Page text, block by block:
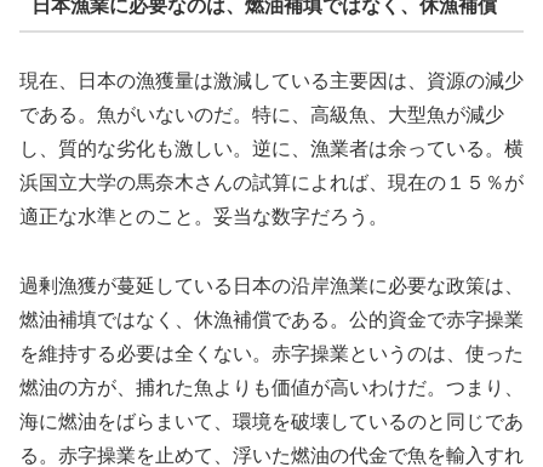
日本漁業に必要なのは、燃油補填ではなく、休漁補償
現在、日本の漁獲量は激減している主要因は、資源の減少
である。魚がいないのだ。特に、高級魚、大型魚が減少
し、質的な劣化も激しい。逆に、漁業者は余っている。横
浜国立大学の馬奈木さんの試算によれば、現在の１５％が
適正な水準とのこと。妥当な数字だろう。
過剰漁獲が蔓延している日本の沿岸漁業に必要な政策は、
燃油補填ではなく、休漁補償である。公的資金で赤字操業
を維持する必要は全くない。赤字操業というのは、使った
燃油の方が、捕れた魚よりも価値が高いわけだ。つまり、
海に燃油をばらまいて、環境を破壊しているのと同じであ
る。赤字操業を止めて、浮いた燃油の代金で魚を輸入すれ